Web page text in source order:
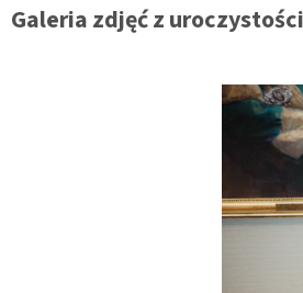
Galeria zdjęć z